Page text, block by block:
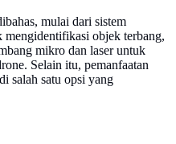
mulai dari sistem
mengidentifikasi objek terbang,
mikro dan laser untuk
Selain itu, pemanfaatan
salah satu opsi yang